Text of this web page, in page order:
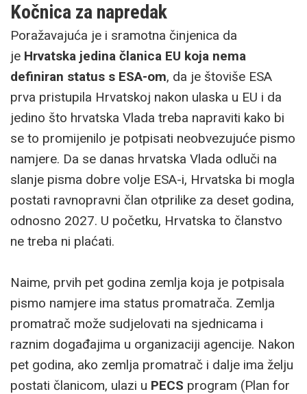
Kočnica za napredak
Poražavajuća je i sramotna činjenica da
je Hrvatska jedina članica EU koja nema
definiran status s ESA-om, da je štoviše ESA
prva pristupila Hrvatskoj nakon ulaska u EU i da
jedino što hrvatska Vlada treba napraviti kako bi
se to promijenilo je potpisati neobvezujuće pismo
namjere. Da se danas hrvatska Vlada odluči na
slanje pisma dobre volje ESA-i, Hrvatska bi mogla
postati ravnopravni član otprilike za deset godina,
odnosno 2027. U početku, Hrvatska to članstvo
ne treba ni plaćati.
Naime, prvih pet godina zemlja koja je potpisala
pismo namjere ima status promatrača. Zemlja
promatrač može sudjelovati na sjednicama i
raznim događajima u organizaciji agencije. Nakon
pet godina, ako zemlja promatrač i dalje ima želju
postati članicom, ulazi u PECS program (Plan for